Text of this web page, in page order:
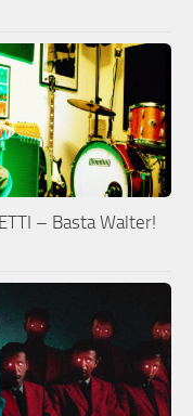
– Basta Walter!